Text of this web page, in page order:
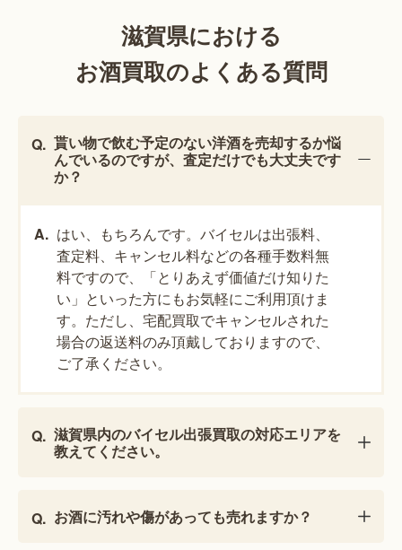
滋賀県における
お酒買取のよくある質問
貰い物で飲む予定のない洋酒を売却するか悩
んでいるのですが、査定だけでも大丈夫です
か？
はい、もちろんです。バイセルは出張料、
査定料、キャンセル料などの各種手数料無
料ですので、「とりあえず価値だけ知りた
い」といった方にもお気軽にご利用頂けま
す。ただし、宅配買取でキャンセルされた
場合の返送料のみ頂戴しておりますので、
ご了承ください。
滋賀県内のバイセル出張買取の対応エリアを
教えてください。
お酒に汚れや傷があっても売れますか？